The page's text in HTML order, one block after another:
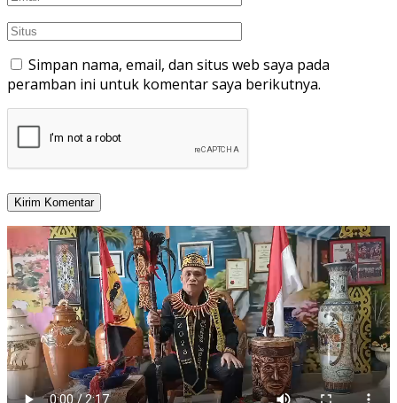
Simpan nama, email, dan situs web saya pada
peramban ini untuk komentar saya berikutnya.